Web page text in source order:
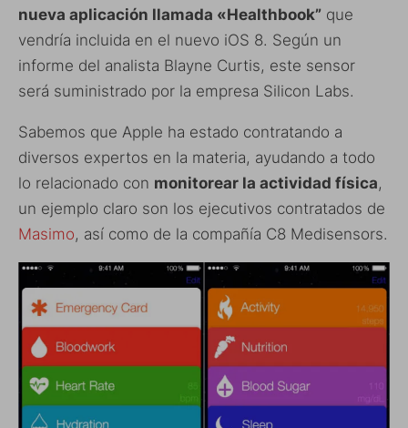
nueva aplicación llamada «Healthbook” que
vendría incluida en el nuevo iOS 8. Según un
informe del analista Blayne Curtis, este sensor
será suministrado por la empresa Silicon Labs.
Sabemos que Apple ha estado contratando a
diversos expertos en la materia, ayudando a todo
lo relacionado con monitorear la actividad física,
un ejemplo claro son los ejecutivos contratados de
Masimo, así como de la compañía C8 Medisensors.